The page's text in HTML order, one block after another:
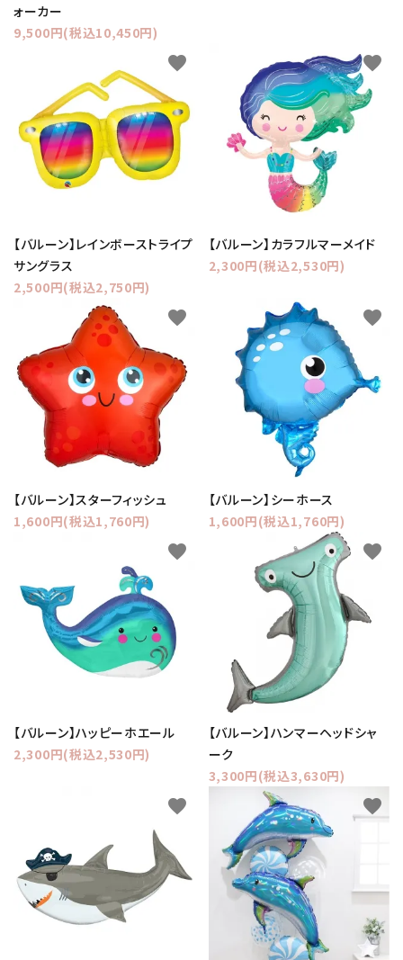
ォーカー
9,500円(税込10,450円)
【バルーン】レインボーストライプ
サングラス
2,500円(税込2,750円)
favorite
【バルーン】カラフルマーメイド
2,300円(税込2,530円)
favorite
【バルーン】スターフィッシュ
1,600円(税込1,760円)
favorite
【バルーン】シーホース
1,600円(税込1,760円)
favorite
【バルーン】ハッピーホエール
2,300円(税込2,530円)
favorite
【バルーン】ハンマーヘッドシャ
ーク
3,300円(税込3,630円)
favorite
favorite favorite